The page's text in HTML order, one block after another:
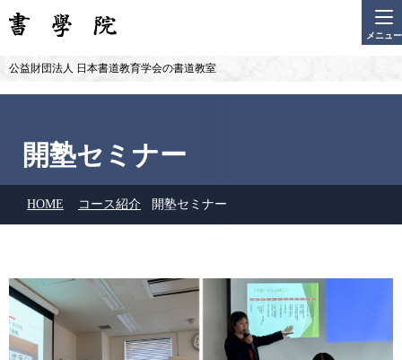
メニュー
公益財団法人 日本書道教育学会の書道教室
開塾セミナー
HOME コース紹介 開塾セミナー